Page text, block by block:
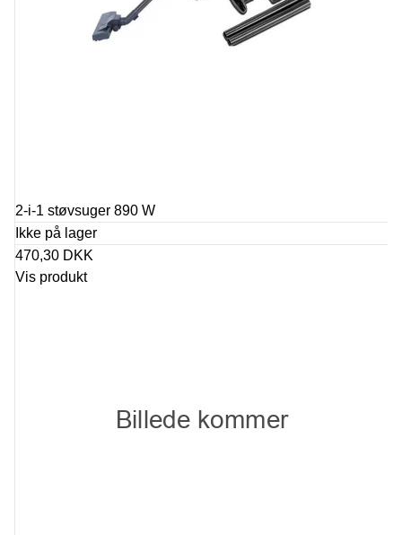
2-i-1 støvsuger 890 W
Ikke på lager
470,30 DKK
Vis produkt